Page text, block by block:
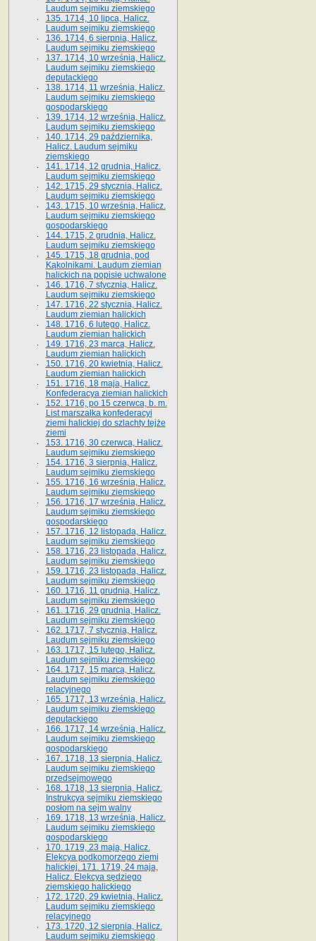
Laudum sejmiku ziemskiego
135. 1714, 10 lipca, Halicz.
Laudum sejmiku ziemskiego
136. 1714, 6 sierpnia, Halicz.
Laudum sejmiku ziemskiego
137. 1714, 10 września, Halicz.
Laudum sejmiku ziemskiego
deputackiego
138. 1714, 11 września, Halicz.
Laudum sejmiku ziemskiego
gospodarskiego
139. 1714, 12 września, Halicz.
Laudum sejmiku ziemskiego
140. 1714, 29 października,
Halicz. Laudum sejmiku
ziemskiego
141. 1714, 12 grudnia, Halicz.
Laudum sejmiku ziemskiego
142. 1715, 29 stycznia, Halicz.
Laudum sejmiku ziemskiego
143. 1715, 10 września, Halicz.
Laudum sejmiku ziemskiego
gospodarskiego
144. 1715, 2 grudnia, Halicz.
Laudum sejmiku ziemskiego
145. 1715, 18 grudnia, pod
Kąkolnikami. Laudum ziemian
halickich na popisie uchwalone
146. 1716, 7 stycznia, Halicz.
Laudum sejmiku ziemskiego
147. 1716, 22 stycznia, Halicz.
Laudum ziemian halickich
148. 1716, 6 lutego, Halicz.
Laudum ziemian halickich
149. 1716, 23 marca, Halicz.
Laudum ziemian halickich
150. 1716, 20 kwietnia, Halicz.
Laudum ziemian halickich
151. 1716, 18 maja, Halicz.
Konfederacya ziemian halickich
152. 1716, po 15 czerwca, b. m.
List marszałka konfederacyi
ziemi halickiej do szlachty tejże
ziemi
153. 1716, 30 czerwca, Halicz.
Laudum sejmiku ziemskiego
154. 1716, 3 sierpnia, Halicz.
Laudum sejmiku ziemskiego
155. 1716, 16 września, Halicz.
Laudum sejmiku ziemskiego
156. 1716, 17 września, Halicz.
Laudum sejmiku ziemskiego
gospodarskiego
157. 1716, 12 listopada, Halicz.
Laudum sejmiku ziemskiego
158. 1716, 23 listopada, Halicz.
Laudum sejmiku ziemskiego
159. 1716, 23 listopada, Halicz.
Laudum sejmiku ziemskiego
160. 1716, 11 grudnia, Halicz.
Laudum sejmiku ziemskiego
161. 1716, 29 grudnia, Halicz.
Laudum sejmiku ziemskiego
162. 1717, 7 stycznia, Halicz.
Laudum sejmiku ziemskiego
163. 1717, 15 lutego, Halicz.
Laudum sejmiku ziemskiego
164. 1717, 15 marca, Halicz.
Laudum sejmiku ziemskiego
relacyjnego
165. 1717, 13 września, Halicz.
Laudum sejmiku ziemskiego
deputackiego
166. 1717, 14 września, Halicz.
Laudum sejmiku ziemskiego
gospodarskiego
167. 1718, 13 sierpnia, Halicz.
Laudum sejmiku ziemskiego
przedsejmowego
168. 1718, 13 sierpnia, Halicz.
Instrukcya sejmiku ziemskiego
posłom na sejm walny
169. 1718, 13 września, Halicz.
Laudum sejmiku ziemskiego
gospodarskiego
170. 1719, 23 maja, Halicz.
Elekcya podkomorzego ziemi
halickiej. 171. 1719, 24 maja,
Halicz. Elekcya sędziego
ziemskiego halickiego
172. 1720, 29 kwietnia, Halicz.
Laudum sejmiku ziemskiego
relacyjnego
173. 1720, 12 sierpnia, Halicz.
Laudum sejmiku ziemskiego